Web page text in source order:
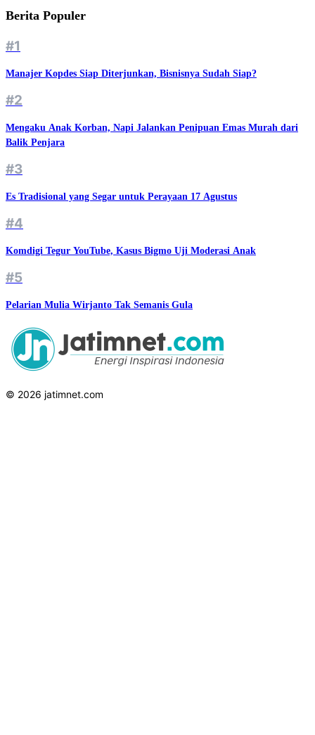
Berita Populer
#1
Manajer Kopdes Siap Diterjunkan, Bisnisnya Sudah Siap?
#2
Mengaku Anak Korban, Napi Jalankan Penipuan Emas Murah dari
Balik Penjara
#3
Es Tradisional yang Segar untuk Perayaan 17 Agustus
#4
Komdigi Tegur YouTube, Kasus Bigmo Uji Moderasi Anak
#5
Pelarian Mulia Wirjanto Tak Semanis Gula
© 2026 jatimnet.com